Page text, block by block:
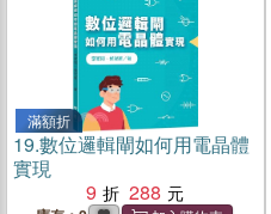
滿額折
19.數位邏輯閘如何用電晶體
實現
9
288